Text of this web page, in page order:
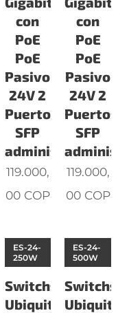
con
PoE
PoE
Pasivo
24V 2
Puertos
SFP
administrab
119.000,
00COP
con
PoE
PoE
Pasivo
24V 2
Puertos
SFP
119.000,
00COP
Switchs
Ubiquiti
ES-24-
250W
Switchs
Ubiquiti
ES-24-
500W